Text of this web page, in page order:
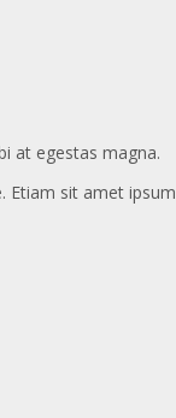
at egestas magna.
sit amet